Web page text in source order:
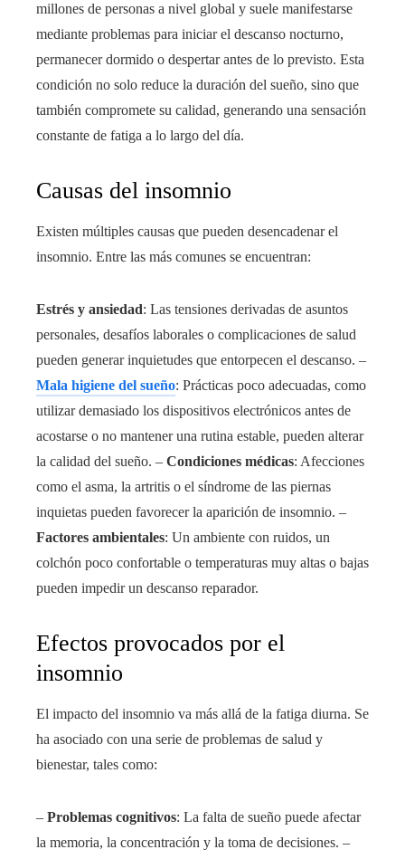
millones de personas a nivel global y suele manifestarse
mediante problemas para iniciar el descanso nocturno,
permanecer dormido o despertar antes de lo previsto. Esta
condición no solo reduce la duración del sueño, sino que
también compromete su calidad, generando una sensación
constante de fatiga a lo largo del día.
Causas del insomnio
Existen múltiples causas que pueden desencadenar el
insomnio. Entre las más comunes se encuentran:
Estrés y ansiedad: Las tensiones derivadas de asuntos
personales, desafíos laborales o complicaciones de salud
pueden generar inquietudes que entorpecen el descanso. –
Mala higiene del sueño: Prácticas poco adecuadas, como
utilizar demasiado los dispositivos electrónicos antes de
acostarse o no mantener una rutina estable, pueden alterar
la calidad del sueño. – Condiciones médicas: Afecciones
como el asma, la artritis o el síndrome de las piernas
inquietas pueden favorecer la aparición de insomnio. –
Factores ambientales: Un ambiente con ruidos, un
colchón poco confortable o temperaturas muy altas o bajas
pueden impedir un descanso reparador.
Efectos provocados por el
insomnio
El impacto del insomnio va más allá de la fatiga diurna. Se
ha asociado con una serie de problemas de salud y
bienestar, tales como:
– Problemas cognitivos: La falta de sueño puede afectar
la memoria, la concentración y la toma de decisiones. –